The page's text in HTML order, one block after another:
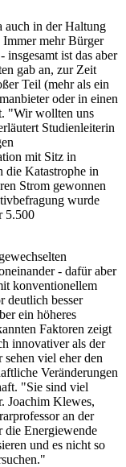
auch in der Haltung
Immer mehr Bürger
insgesamt ist das aber
gab an, zur Zeit
Teil (mehr als ein
oder in einen
"Wir wollten uns
Studienleiterin
mit Sitz in
die Katastrophe in
Strom gewonnen
wurde
5.500
- dafür aber
konventionellem
deutlich besser
ein höheres
Faktoren zeigt
innovativer als der
viel eher den
Veränderungen
"Sie sind viel
Joachim Klewes,
an der
Energiewende
und es nicht so